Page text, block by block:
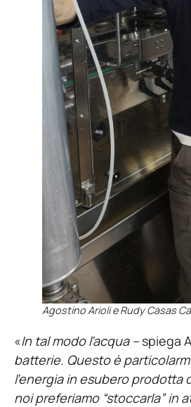
Agostino Arioli e Rudy Casas
«In tal modo l’acqua – spiega
batterie. Questo è
l’energia in esubero
noi preferiamo “stoccarla” in